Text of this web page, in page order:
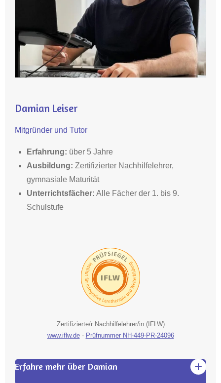
Damian Leiser
Mitgründer und Tutor
Erfahrung: über 5 Jahre
Ausbildung: Zertifizierter Nachhilfelehrer,
gymnasiale Maturität
Unterrichtsfächer: Alle Fächer der 1. bis 9.
Schulstufe
Zertifizierte/r Nachhilfelehrer/in (IFLW)
www.iflw.de- Prüfnummer NH-449-PR-24096
Erfahre mehr über Damian